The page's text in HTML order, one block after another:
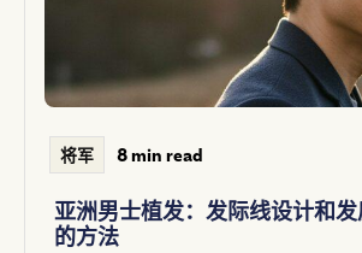
将军 8 min read
亚洲男士植发：发际线设计和
的方法